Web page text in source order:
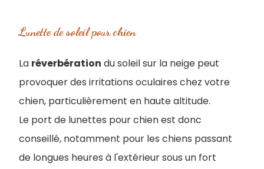
Lunette de soleil pour chien
La réverbération du soleil sur la neige peut
provoquer des irritations oculaires chez votre
chien, particulièrement en haute altitude.
Le port de lunettes pour chien est donc
conseillé, notamment pour les chiens passant
de longues heures à l'extérieur sous un fort